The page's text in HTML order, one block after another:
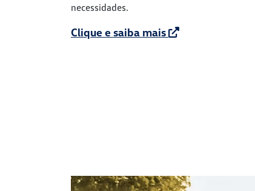
necessidades.
Clique e saiba mais